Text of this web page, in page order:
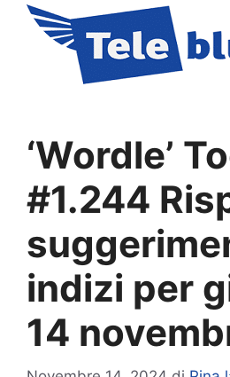
contenuto
‘Wordle’
#1.244
indizi per
14